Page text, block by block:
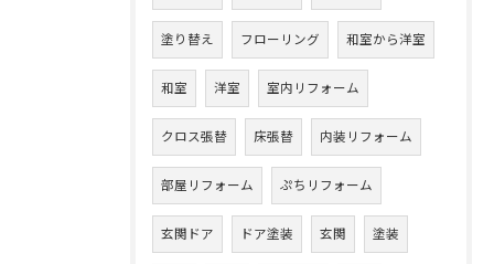
塗り替え フローリング 和室から洋室
和室 洋室 室内リフォーム
クロス張替 床張替 内装リフォーム
部屋リフォーム ぷちリフォーム
玄関ドア ドア塗装 玄関 塗装